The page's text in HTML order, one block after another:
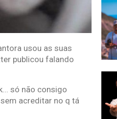
usou as suas
publicou falando
só não consigo
acreditar no q tá